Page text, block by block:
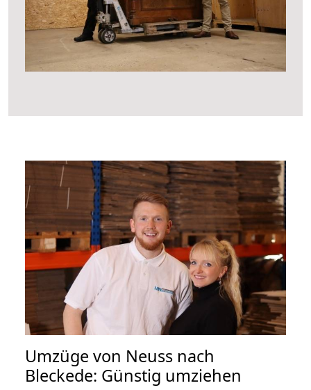
Umzüge von Neuss nach
Bleckede: Günstig umziehen